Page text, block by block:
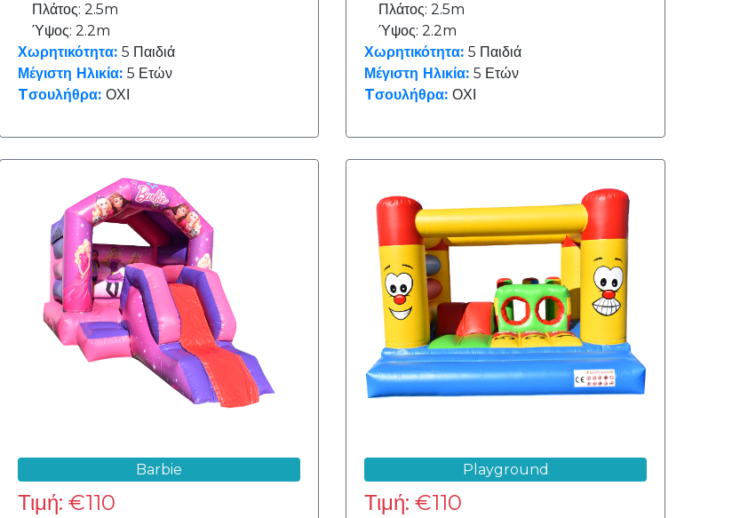
Πλάτος: 2.5m
Ύψος: 2.2m
Χωρητικότητα: 5 Παιδιά
Μέγιστη Ηλικία: 5 Ετών
Tσουλήθρα: ΟΧΙ
Πλάτος: 2.5m
Ύψος: 2.2m
Χωρητικότητα: 5 Παιδιά
Μέγιστη Ηλικία: 5 Ετών
Tσουλήθρα: ΟΧΙ
Barbie
Τιμή: €110
Playground
Τιμή: €110